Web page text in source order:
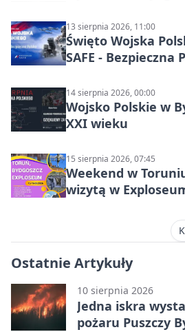
13 sierpnia 2026, 11:00
Święto Wojska
SAFE - Bezpieczna
14 sierpnia 2026, 00:00
Wojsko Polskie w
XXI wieku
15 sierpnia 2026, 07:45
Weekend w
wizytą w
Ostatnie Artykuły
10 sierpnia 2026
Jedna iskra
pożaru Puszczy